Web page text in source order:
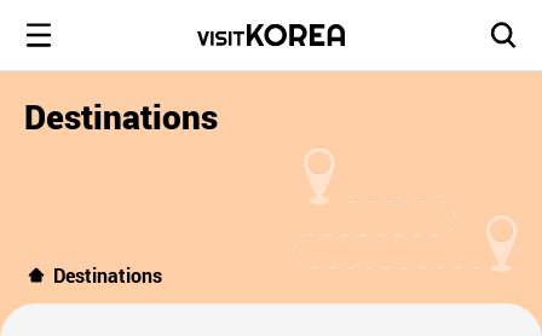
Destinations
Destinations